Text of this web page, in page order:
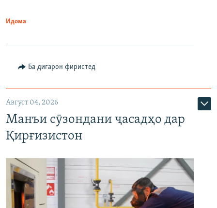
Идома
Ба дигарон фиристед
Август 04, 2026
Манъи сӯзондани ҷасадҳо дар
Қирғизистон